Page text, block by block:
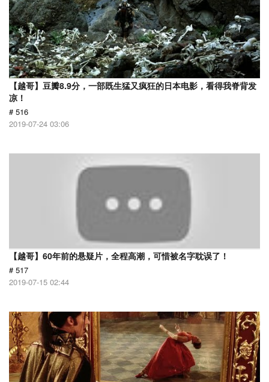
【越哥】豆瓣8.9分，一部既生猛又疯狂的日本电影，看得我脊背发
凉！
# 516
2019-07-24 03:06
【越哥】60年前的悬疑片，全程高潮，可惜被名字耽误了！
# 517
2019-07-15 02:44